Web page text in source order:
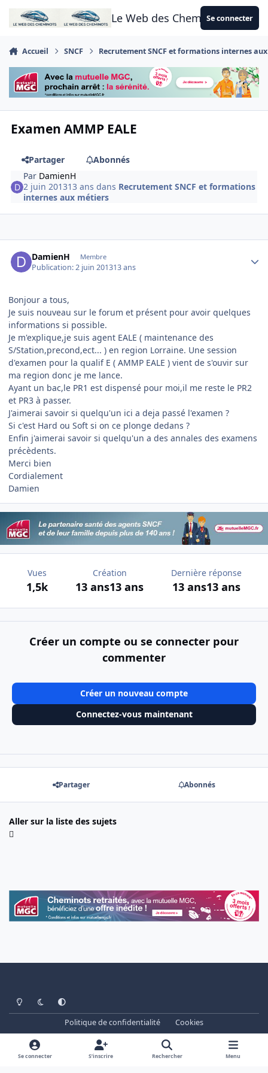
Aller au contenu
Le Web des CheminotsSe connecter
Accueil SNCF Recrutement SNCF et formations internes
Examen AMMP EALE
Partager
Abonnés
Par DamienH
2 juin 201313 ans dans Recrutement SNCF et formations
internes aux métiers
DamienH Membre
Publication:2 juin 201313 ans
Bonjour a tous,
Je suis nouveau sur le forum et présent pour avoir quelques
informations si possible.
Je m'explique,je suis agent EALE ( maintenance des
S/Station,precond,ect... ) en region Lorraine. Une session
d'examen pour la qualif E ( AMMP EALE ) vient de s'ouvir sur
ma region donc je me lance.
Ayant un bac,le PR1 est dispensé pour moi,il me reste le PR2
et PR3 à passer.
J'aimerai savoir si quelqu'un ici a deja passé l'examen ?
Si c'est Hard ou Soft si on ce plonge dedans ?
Enfin j'aimerai savoir si quelqu'un a des annales des examens
précèdents.
Merci bien
Cordialement
Damien
Vues
1,5k
Création
13 ans13 ans
Dernière réponse
13 ans13 ans
Créer un compte ou se connecter pour
commenter
Créer un nouveau compte
Connectez-vous maintenant
Partager Abonnés
Aller sur la liste des sujets
Light ModeDark ModeSystem Preference
Politique de confidentialité
Cookies
www.cheminots.net - Forum Libre depuis 2003
Powered by
Invision Community
Se connecter S’inscrire Rechercher Menu